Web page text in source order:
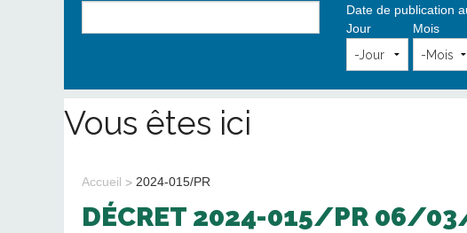
Date de publication
Jour
Mois
Vous êtes ici
Accueil 2024-015/PR
DÉCRET 2024-015/PR 06/